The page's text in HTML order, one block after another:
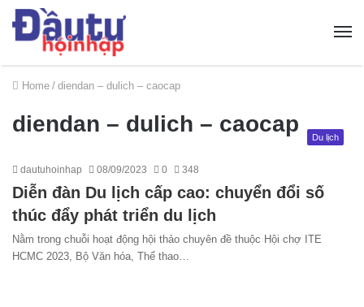
Home / diendan – dulich – caocap
diendan – dulich – caocap
Du lịch
dautuhoinhap 08/09/2023 0 348
Diễn đàn Du lịch cấp cao: chuyển đổi số
thúc đẩy phát triển du lịch
Nằm trong chuỗi hoạt động hội thảo chuyên đề thuộc Hội chợ ITE
HCMC 2023, Bộ Văn hóa, Thể thao…